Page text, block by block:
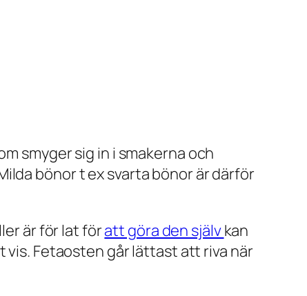
smyger sig in i smakerna och
bönor t ex svarta bönor är därför
är för lat föratt göra den självkan
vis. Fetaosten går lättast att riva när